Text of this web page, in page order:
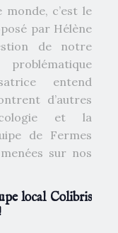
c’est le
par Hélène
de notre
entend
d’autres
et la
de Fermes
sur nos
local Colibris